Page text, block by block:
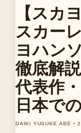
【スカ
スカー
ヨハン
徹底解
代表作
日本で
DAIKI YUSUKE ABE •